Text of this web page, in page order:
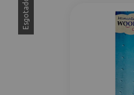
Esgotado